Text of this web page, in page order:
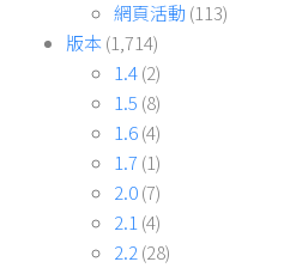
網頁活動 (113)
版本 (1,714)
1.4(2)
1.5 (8)
1.6(4)
1.7 (1)
2.0(7)
2.1(4)
2.2(28)